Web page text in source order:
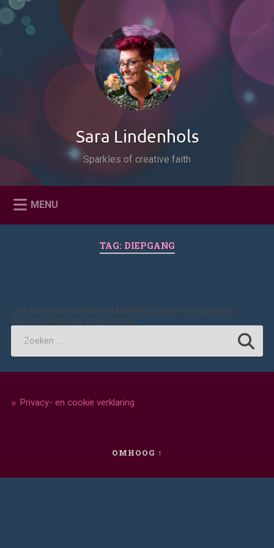
Naar
inhoud
Zoeken
Sara Lindenhols
Sparkles of creative faith
MENU
TAG: DIEPGANG
Het lijkt erop dat wij niet kunnen vinden wat jij zoekt.
Wellicht helpt de zoekfunctie.
Privacy- en cookie verklaring
OMHOOG ↑